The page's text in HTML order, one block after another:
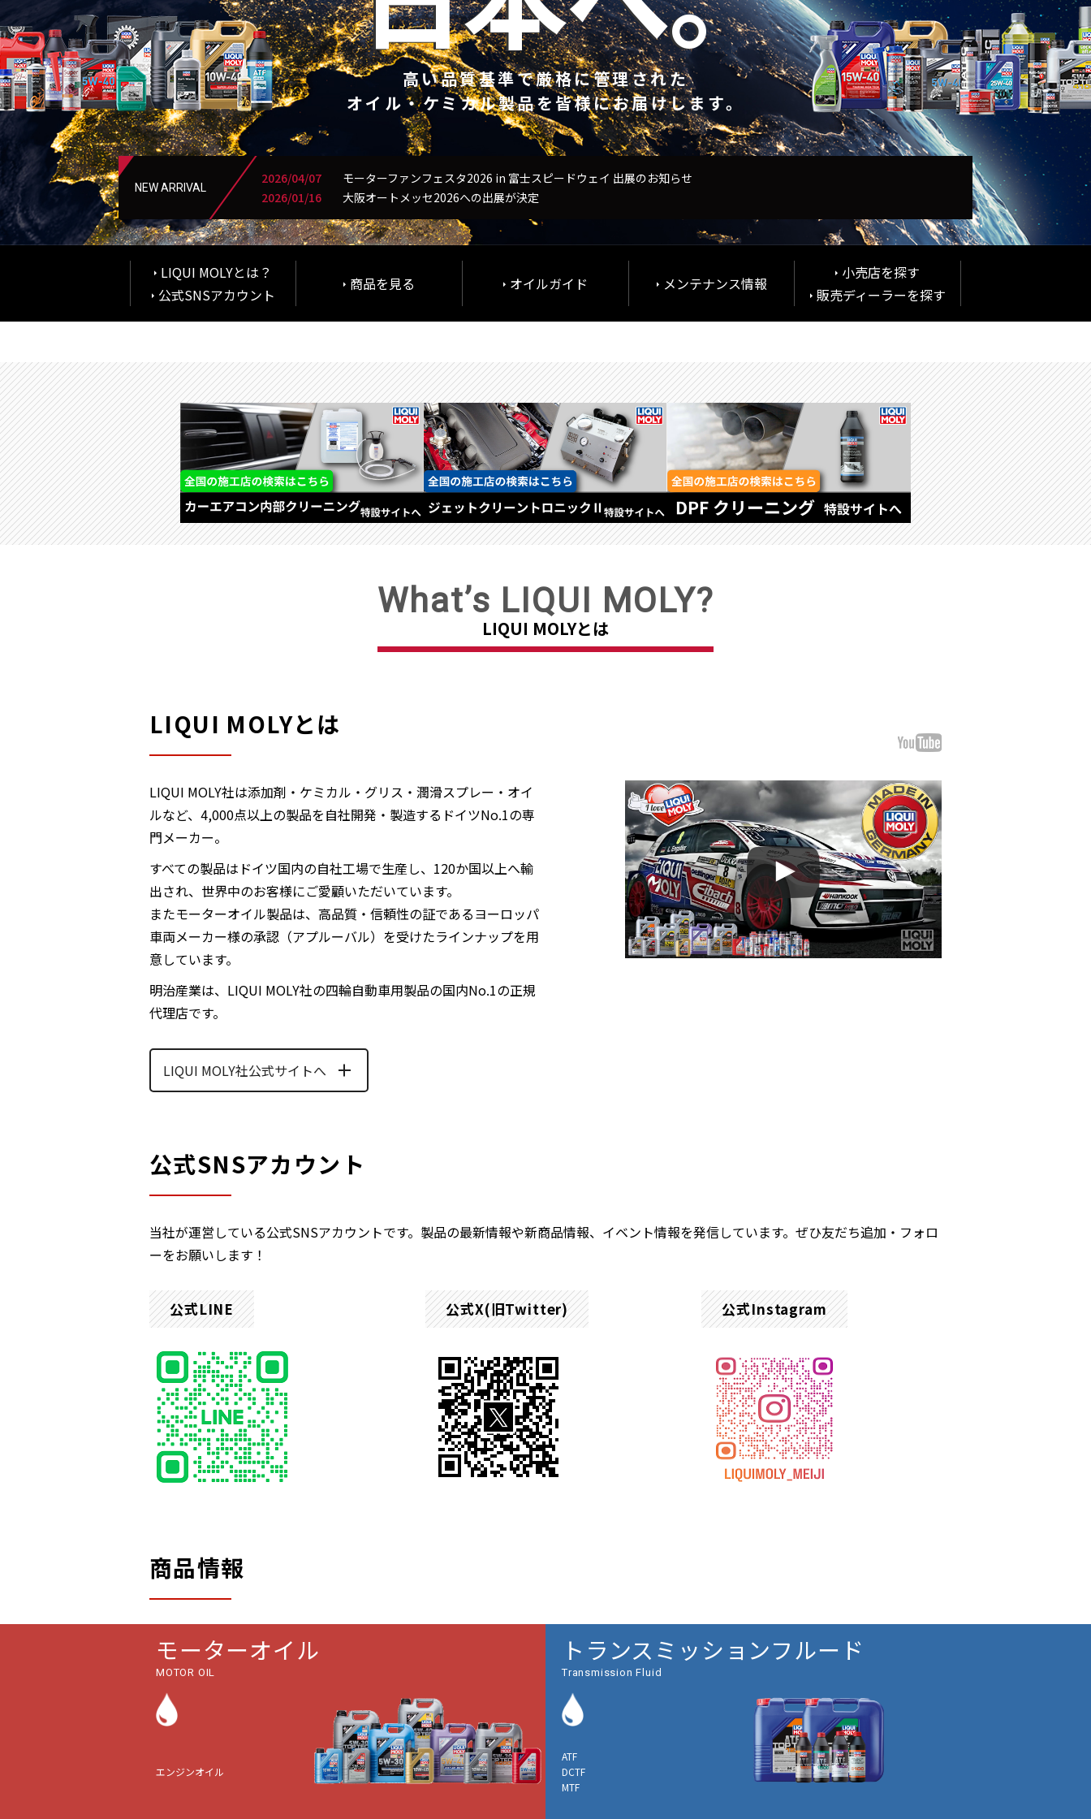
高い品質基準で厳格に管理された
オイル・ケミカル製品を皆様にお届けします。
NEW ARRIVAL
2026/04/07
モーターファンフェスタ2026 in 富士スピードウェイ 出展のお知らせ
2026/01/16
大阪オートメッセ2026への出展が決定
LIQUI MOLYとは？
公式SNSアカウント
商品を見る オイルガイド メンテナンス情報
小売店を探す
販売ディーラーを探す
What’s LIQUI MOLY?
LIQUI MOLYとは
LIQUI MOLYとは
LIQUI MOLY社は添加剤・ケミカル・グリス・潤滑スプレー・オイ
ルなど、4,000点以上の製品を自社開発・製造するドイツNo.1の専
門メーカー。
すべての製品はドイツ国内の自社工場で生産し、120か国以上へ輸
出され、世界中のお客様にご愛顧いただいています。
またモーターオイル製品は、高品質・信頼性の証であるヨーロッパ
車両メーカー様の承認（アプルーバル）を受けたラインナップを用
意しています。
明治産業は、LIQUI MOLY社の四輪自動車用製品の国内No.1の正規
代理店です。
LIQUI MOLY社公式サイトへ
公式SNSアカウント
当社が運営している公式SNSアカウントです。製品の最新情報や新商品情報、イベント情報を発信しています。ぜひ友だち追加・フォロ
ーをお願いします！
公式LINE 公式X(旧Twitter) 公式Instagram
商品情報
モーターオイル
MOTOR OIL
エンジンオイル
トランスミッションフルード
Transmission Fluid
ATF
DCTF
MTF